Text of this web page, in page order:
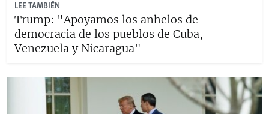
LEE TAMBIÉN
Trump: "Apoyamos los anhelos de
democracia de los pueblos de Cuba,
Venezuela y Nicaragua"